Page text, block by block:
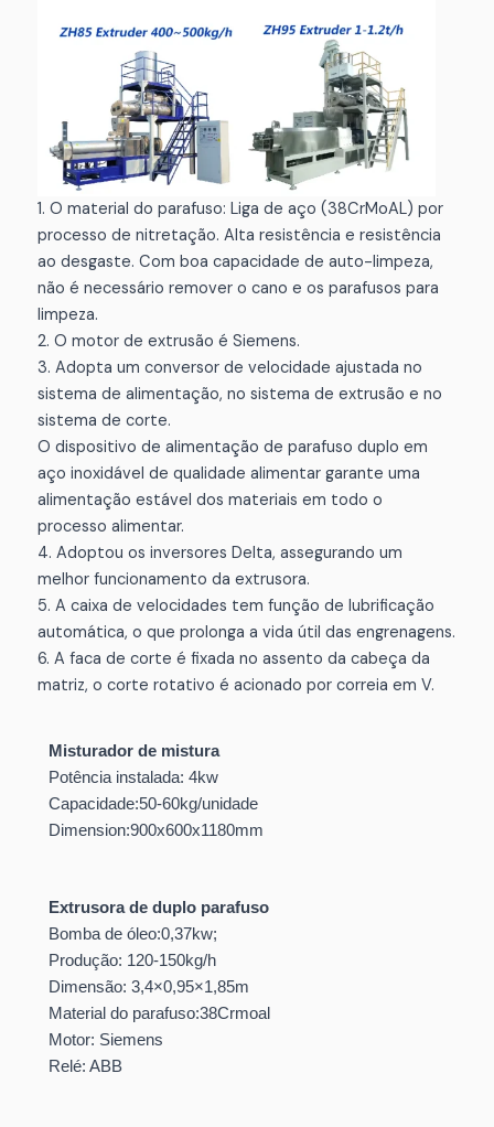
1. O material do parafuso: Liga de aço (38CrMoAL) por
processo de nitretação. Alta resistência e resistência
ao desgaste. Com boa capacidade de auto-limpeza,
não é necessário remover o cano e os parafusos para
limpeza.
2. O motor de extrusão é Siemens.
3. Adopta um conversor de velocidade ajustada no
sistema de alimentação, no sistema de extrusão e no
sistema de corte.
O dispositivo de alimentação de parafuso duplo em
aço inoxidável de qualidade alimentar garante uma
alimentação estável dos materiais em todo o
processo alimentar.
4. Adoptou os inversores Delta, assegurando um
melhor funcionamento da extrusora.
5. A caixa de velocidades tem função de lubrificação
automática, o que prolonga a vida útil das engrenagens.
6. A faca de corte é fixada no assento da cabeça da
matriz, o corte rotativo é acionado por correia em V.
Misturador de mistura
Potência instalada: 4kw
Capacidade:50-60kg/unidade
Dimension:900x600x1180mm
Extrusora de duplo parafuso
Bomba de óleo:0,37kw;
Produção: 120-150kg/h
Dimensão: 3,4×0,95×1,85m
Material do parafuso:38Crmoal
Motor: Siemens
Relé: ABB